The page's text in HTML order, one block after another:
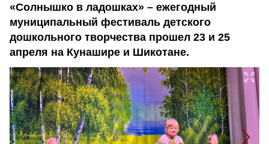
«Солнышко в ладошках» – ежегодный
муниципальный фестиваль детского
дошкольного творчества прошел 23 и 25
апреля на Кунашире и Шикотане.